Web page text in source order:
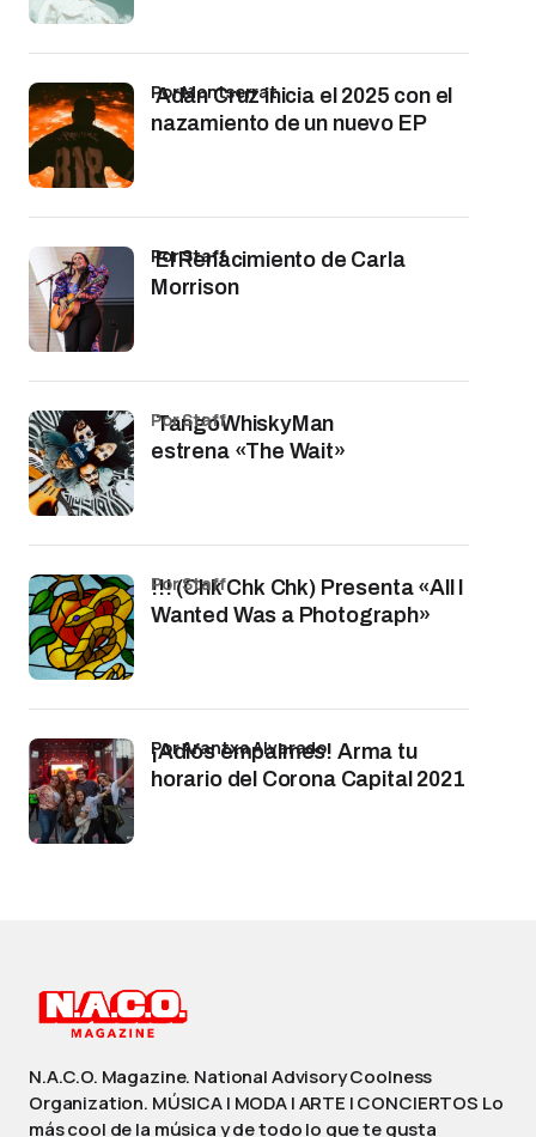
Adán Cruz inicia el 2025 con el
nazamiento de un nuevo EP
por Montserrat
El Renacimiento de Carla
Morrison
por Staff
TangoWhiskyMan
estrena «The Wait»
por Staff
!!! (Chk Chk Chk) Presenta «All I
Wanted Was a Photograph»
por Staff
¡Adiós empalmes! Arma tu
horario del Corona Capital 2021
por Arantxa Alvarado
N.A.C.O. Magazine. National Advisory Coolness
Organization. MÚSICA | MODA | ARTE | CONCIERTOS Lo
más cool de la música y de todo lo que te gusta